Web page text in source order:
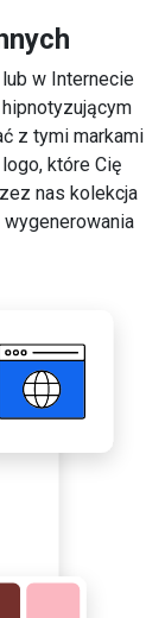
w Internecie
z tymi markami
które Cię
nas kolekcja